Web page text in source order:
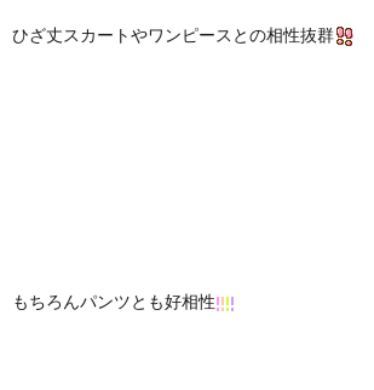
ひざ丈スカートやワンピースとの相性抜群
もちろんパンツとも好相性